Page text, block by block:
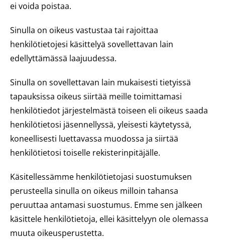
ei voida poistaa.
Sinulla on oikeus vastustaa tai rajoittaa
henkilötietojesi käsittelyä sovellettavan lain
edellyttämässä laajuudessa.
Sinulla on sovellettavan lain mukaisesti tietyissä
tapauksissa oikeus siirtää meille toimittamasi
henkilötiedot järjestelmästä toiseen eli oikeus saada
henkilötietosi jäsennellyssä, yleisesti käytetyssä,
koneellisesti luettavassa muodossa ja siirtää
henkilötietosi toiselle rekisterinpitäjälle.
Käsitellessämme henkilötietojasi suostumuksen
perusteella sinulla on oikeus milloin tahansa
peruuttaa antamasi suostumus. Emme sen jälkeen
käsittele henkilötietoja, ellei käsittelyyn ole olemassa
muuta oikeusperustetta.